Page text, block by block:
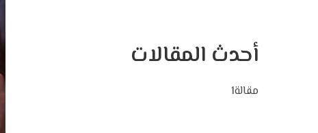
أحدث المقالات
مقالة1